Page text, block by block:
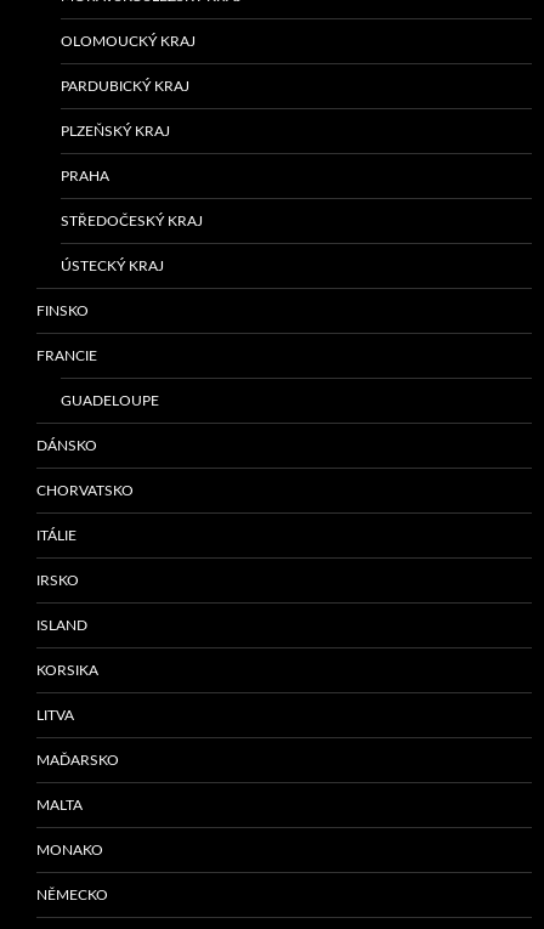
OLOMOUCKÝ KRAJ
PARDUBICKÝ KRAJ
PLZEŇSKÝ KRAJ
PRAHA
STŘEDOČESKÝ KRAJ
ÚSTECKÝ KRAJ
FINSKO
FRANCIE
GUADELOUPE
DÁNSKO
CHORVATSKO
ITÁLIE
IRSKO
ISLAND
KORSIKA
LITVA
MAĎARSKO
MALTA
MONAKO
NĚMECKO